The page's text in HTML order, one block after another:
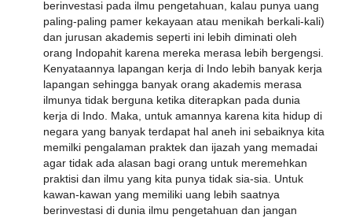
berinvestasi pada ilmu pengetahuan, kalau punya uang
paling-paling pamer kekayaan atau menikah berkali-kali)
dan jurusan akademis seperti ini lebih diminati oleh
orang Indopahit karena mereka merasa lebih bergengsi.
Kenyataannya lapangan kerja di Indo lebih banyak kerja
lapangan sehingga banyak orang akademis merasa
ilmunya tidak berguna ketika diterapkan pada dunia
kerja di Indo. Maka, untuk amannya karena kita hidup di
negara yang banyak terdapat hal aneh ini sebaiknya kita
memilki pengalaman praktek dan ijazah yang memadai
agar tidak ada alasan bagi orang untuk meremehkan
praktisi dan ilmu yang kita punya tidak sia-sia. Untuk
kawan-kawan yang memiliki uang lebih saatnya
berinvestasi di dunia ilmu pengetahuan dan jangan